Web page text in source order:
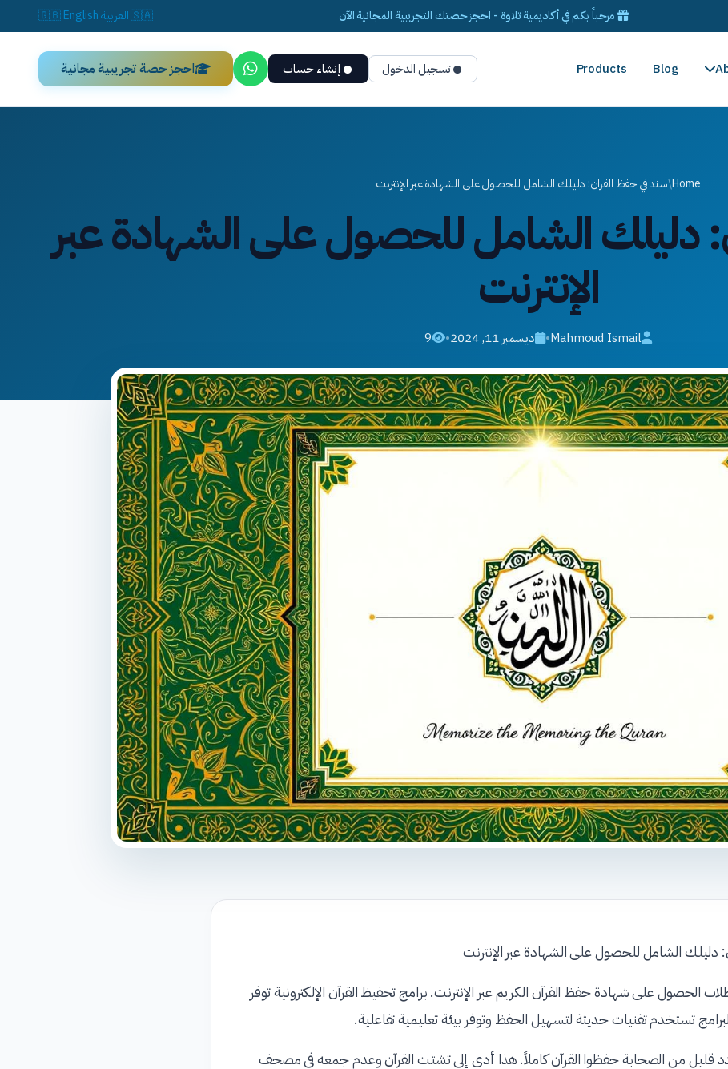
مرحباً بكم في أكاديمية تلاوة - احجز حصتك التجريبية المجانية الآن 🇸🇦العربية 🇬🇧English
Blog
Products تسجيل الدخول إنشاء حساب احجز حصة تجريبية مجانية
Home
/سند في حفظ القران: دليلك الشامل للحصول على الشهادة عبر الإنترنت
دليلك الشامل للحصول على الشهادة عبر
الإنترنت
Mahmoud Ismail
• ديسمبر 11, 2024 •
9
دليلك الشامل للحصول على الشهادة عبر الإنترنت
الحصول على شهادة حفظ القرآن الكريم عبر الإنترنت. برامج تحفيظ القرآن الإلكترونية توفر
تستخدم تقنيات حديثة لتسهيل الحفظ وتوفر بيئة تعليمية تفاعلية.
عدد قليل من الصحابة حفظوا القرآن كاملاً. هذا أدى إلى تشتت القرآن وعدم جمعه في مصحف